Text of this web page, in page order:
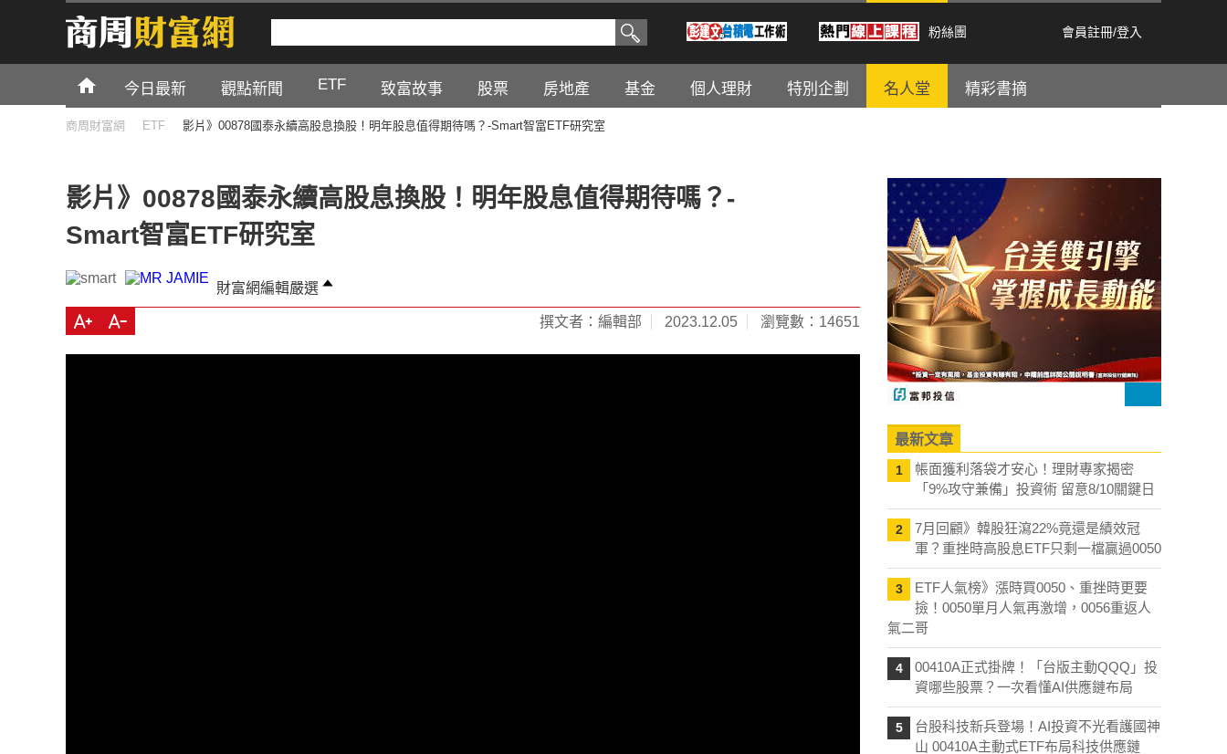
粉絲團 會員註冊/登入
今日最新 觀點新聞 ETF 致富故事 股票 房地產 基金 個人理財 特別企劃 名人堂 精彩書摘
商周財富網 ETF 影片》00878國泰永續高股息換股！明年股息值得期待嗎？-Smart智富ETF研究室
影片》00878國泰永續高股息換股！明年股息值得期待嗎？-
Smart智富ETF研究室
財富網編輯嚴選
撰文者：編輯部 2023.12.05 瀏覽數：14651
最新文章
1
帳面獲利落袋才安心！理財專家揭密
「9%攻守兼備」投資術 留意8/10關鍵日
2
7月回顧》韓股狂瀉22%竟還是績效冠
軍？重挫時高股息ETF只剩一檔贏過0050
3
ETF人氣榜》漲時買0050、重挫時更要
撿！0050單月人氣再激增，0056重返人
氣二哥
4
00410A正式掛牌！「台版主動QQQ」投
資哪些股票？一次看懂AI供應鏈布局
5
台股科技新兵登場！AI投資不光看護國神
山 00410A主動式ETF布局科技供應鏈